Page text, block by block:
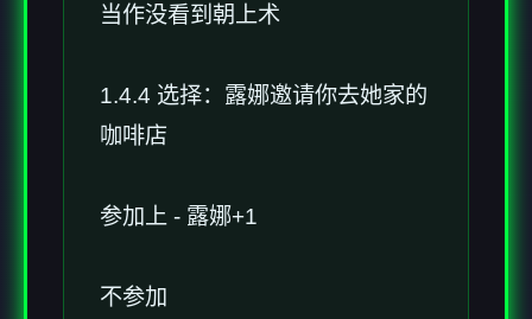
当作没看到朝上术
1.4.4 选择：露娜邀请你去她家的
咖啡店
参加上 - 露娜+1
不参加